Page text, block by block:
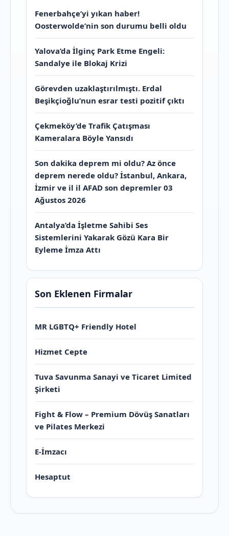
Fenerbahçe’yi yıkan haber!
Oosterwolde’nin son durumu belli oldu
Yalova’da İlginç Park Etme Engeli:
Sandalye ile Blokaj Krizi
Görevden uzaklaştırılmıştı. Erdal
Beşikçioğlu’nun esrar testi pozitif çıktı
Çekmeköy’de Trafik Çatışması
Kameralara Böyle Yansıdı
Son dakika deprem mi oldu? Az önce
deprem nerede oldu? İstanbul, Ankara,
İzmir ve il il AFAD son depremler 03
Ağustos 2026
Antalya’da İşletme Sahibi Ses
Sistemlerini Yakarak Gözü Kara Bir
Eyleme İmza Attı
Son Eklenen Firmalar
MR LGBTQ+ Friendly Hotel
Hizmet Cepte
Tuva Savunma Sanayi ve Ticaret Limited
Şirketi
Fight & Flow – Premium Dövüş Sanatları
ve Pilates Merkezi
E-İmzacı
Hesaptut